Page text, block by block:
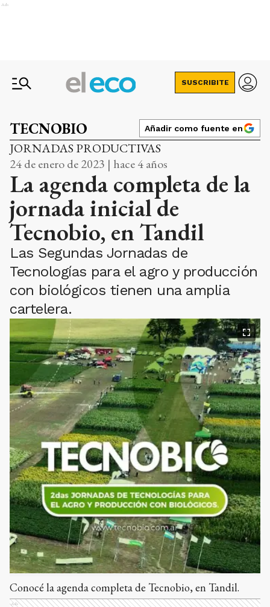
Ads
SUSCRIBITE
TECNOBIO Añadir como fuente en
JORNADAS PRODUCTIVAS
24 de enero de 2023 | hace 4 años
La agenda completa de la
jornada inicial de
Tecnobio, en Tandil
Las Segundas Jornadas de
Tecnologías para el agro y producción
con biológicos tienen una amplia
cartelera.
Conocé la agenda completa de Tecnobio, en Tandil.
Ads